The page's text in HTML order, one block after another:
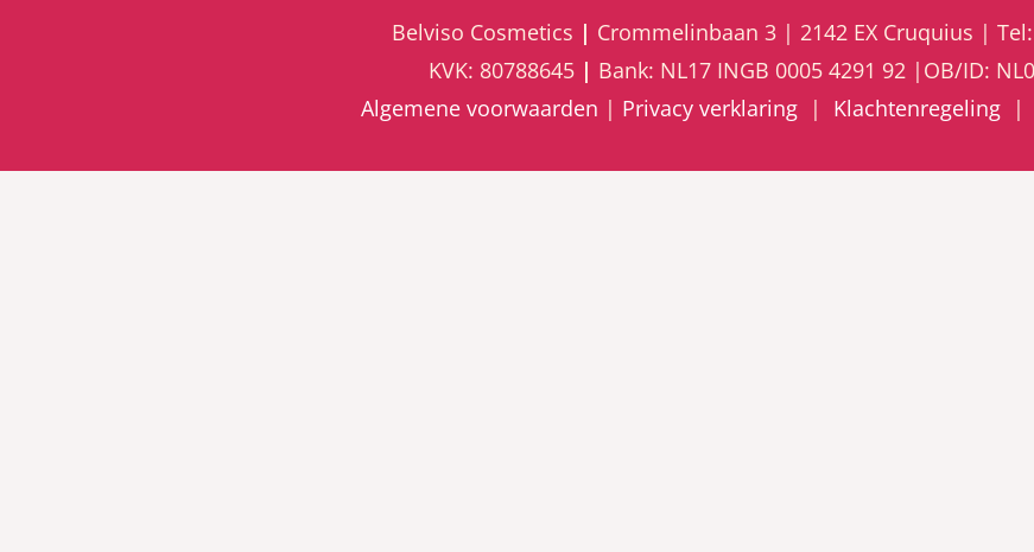
Belviso Cosmetics | Crommelinbaan 3 | 2142 EX Cruquius | Tel:
KVK: 80788645 | Bank: NL17 INGB 0005 4291 92 |OB/ID:
Algemene voorwaarden | Privacy verklaring| Klachtenregeling|